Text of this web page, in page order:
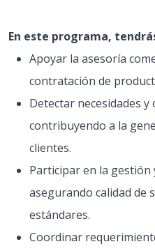
En este programa,
Apoyar la asesoría
contratación de
Detectar necesidades
contribuyendo a la
clientes.
Participar en la
asegurando calidad de
estándares.
Coordinar